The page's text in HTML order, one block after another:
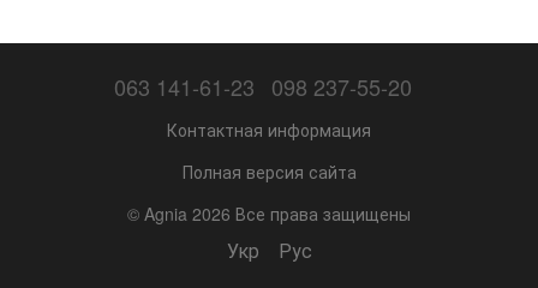
063 141-61-23 098 237-55-20
Контактная информация
Полная версия сайта
© Agnia 2026 Все права защищены
Укр Рус